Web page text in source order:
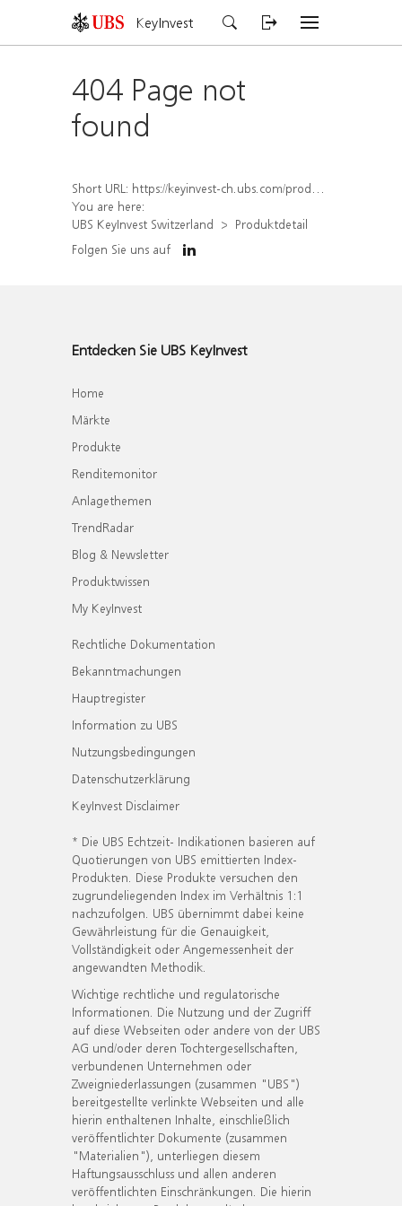
KeyInvest
404 Page not
found
Short URL: https://keyinvest-ch.ubs.com/produkt/detail/index/isin/CH1573384125
You are here:
UBS KeyInvest Switzerland
Produktdetail
Folgen Sie uns auf
Entdecken Sie UBS KeyInvest
Home
Märkte
Produkte
Renditemonitor
Anlagethemen
TrendRadar
Blog & Newsletter
Produktwissen
My KeyInvest
Rechtliche Dokumentation
Bekanntmachungen
Hauptregister
Information zu UBS
Nutzungsbedingungen
Datenschutzerklärung
KeyInvest Disclaimer
* Die UBS Echtzeit- Indikationen basieren auf
Quotierungen von UBS emittierten Index-
Produkten. Diese Produkte versuchen den
zugrundeliegenden Index im Verhältnis 1:1
nachzufolgen. UBS übernimmt dabei keine
Gewährleistung für die Genauigkeit,
Vollständigkeit oder Angemessenheit der
angewandten Methodik.
Wichtige rechtliche und regulatorische
Informationen. Die Nutzung und der Zugriff
auf diese Webseiten oder andere von der UBS
AG und/oder deren Tochtergesellschaften,
verbundenen Unternehmen oder
Zweigniederlassungen (zusammen "UBS")
bereitgestellte verlinkte Webseiten und alle
hierin enthaltenen Inhalte, einschließlich
veröffentlichter Dokumente (zusammen
"Materialien"), unterliegen diesem
Haftungsausschluss und allen anderen
veröffentlichten Einschränkungen. Die hierin